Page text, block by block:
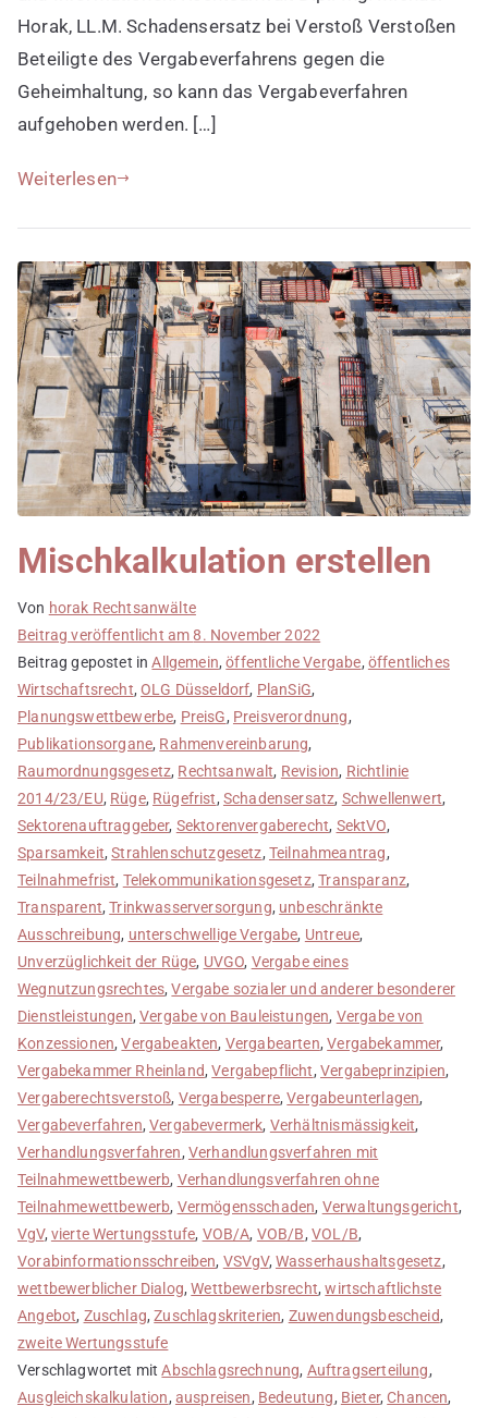
Horak, LL.M. Schadensersatz bei Verstoß Verstoßen
Beteiligte des Vergabeverfahrens gegen die
Geheimhaltung, so kann das Vergabeverfahren
aufgehoben werden. […]
Weiterlesen
Mischkalkulation erstellen
Von horak Rechtsanwälte
Beitrag veröffentlicht am8. November 2022
Beitrag gepostet inAllgemein,öffentliche Vergabe, öffentliches
Wirtschaftsrecht,OLG Düsseldorf, PlanSiG,
Planungswettbewerbe, PreisG, Preisverordnung,
Publikationsorgane, Rahmenvereinbarung,
Raumordnungsgesetz, Rechtsanwalt, Revision, Richtlinie
2014/23/EU, Rüge, Rügefrist, Schadensersatz, Schwellenwert,
Sektorenauftraggeber, Sektorenvergaberecht, SektVO,
Sparsamkeit,Strahlenschutzgesetz, Teilnahmeantrag,
Teilnahmefrist, Telekommunikationsgesetz,Transparanz,
Transparent,Trinkwasserversorgung, unbeschränkte
Ausschreibung, unterschwellige Vergabe, Untreue,
Unverzüglichkeit der Rüge, UVGO, Vergabe eines
Wegnutzungsrechtes,Vergabe sozialer und anderer besonderer
Dienstleistungen,Vergabe von Bauleistungen, Vergabe von
Konzessionen,Vergabeakten, Vergabearten,Vergabekammer,
Vergabekammer Rheinland,Vergabepflicht, Vergabeprinzipien,
Vergaberechtsverstoß, Vergabesperre,Vergabeunterlagen,
Vergabeverfahren,Vergabevermerk, Verhältnismässigkeit,
Verhandlungsverfahren, Verhandlungsverfahren mit
Teilnahmewettbewerb, Verhandlungsverfahren ohne
Teilnahmewettbewerb, Vermögensschaden, Verwaltungsgericht,
VgV, vierte Wertungsstufe, VOB/A, VOB/B,VOL/B,
Vorabinformationsschreiben, VSVgV, Wasserhaushaltsgesetz,
wettbewerblicher Dialog,Wettbewerbsrecht,wirtschaftlichste
Angebot, Zuschlag,Zuschlagskriterien, Zuwendungsbescheid,
zweite Wertungsstufe
Verschlagwortet mitAbschlagsrechnung, Auftragserteilung,
Ausgleichskalkulation, auspreisen, Bedeutung, Bieter,Chancen,